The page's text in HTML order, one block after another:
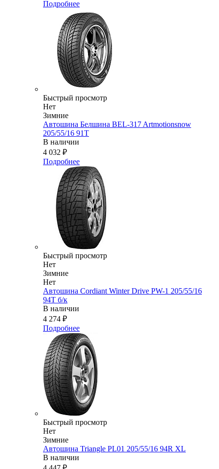
Подробнее
Быстрый просмотр
Нет
Зимние
Автошина Белшина BEL-317 Artmotionsnow
205/55/16 91T
В наличии
4 032 ₽
Подробнее
Быстрый просмотр
Нет
Зимние
Нет
Автошина Cordiant Winter Drive PW-1 205/55/16
94T б/к
В наличии
4 274 ₽
Подробнее
Быстрый просмотр
Нет
Зимние
Автошина Triangle PL01 205/55/16 94R XL
В наличии